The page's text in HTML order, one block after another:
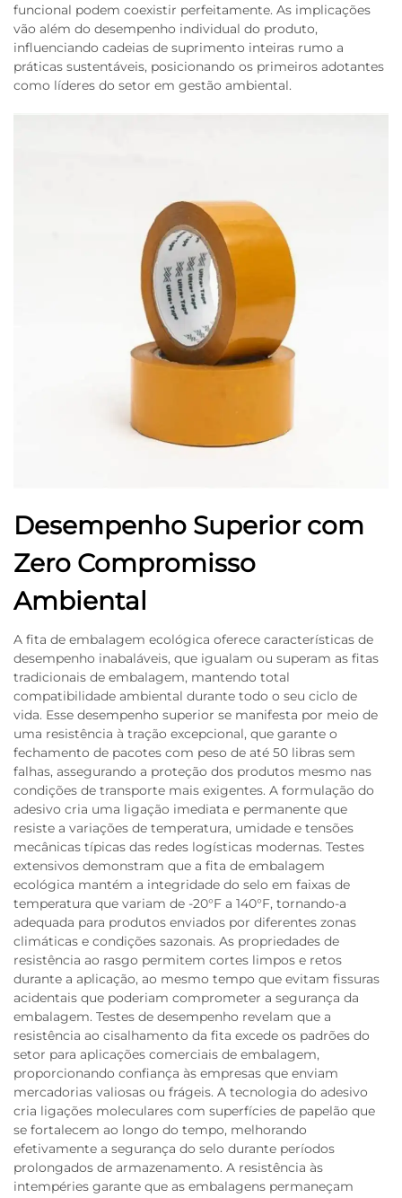
funcional podem coexistir perfeitamente. As implicações
vão além do desempenho individual do produto,
influenciando cadeias de suprimento inteiras rumo a
práticas sustentáveis, posicionando os primeiros adotantes
como líderes do setor em gestão ambiental.
Desempenho Superior com
Zero Compromisso
Ambiental
A fita de embalagem ecológica oferece características de
desempenho inabaláveis, que igualam ou superam as fitas
tradicionais de embalagem, mantendo total
compatibilidade ambiental durante todo o seu ciclo de
vida. Esse desempenho superior se manifesta por meio de
uma resistência à tração excepcional, que garante o
fechamento de pacotes com peso de até 50 libras sem
falhas, assegurando a proteção dos produtos mesmo nas
condições de transporte mais exigentes. A formulação do
adesivo cria uma ligação imediata e permanente que
resiste a variações de temperatura, umidade e tensões
mecânicas típicas das redes logísticas modernas. Testes
extensivos demonstram que a fita de embalagem
ecológica mantém a integridade do selo em faixas de
temperatura que variam de -20°F a 140°F, tornando-a
adequada para produtos enviados por diferentes zonas
climáticas e condições sazonais. As propriedades de
resistência ao rasgo permitem cortes limpos e retos
durante a aplicação, ao mesmo tempo que evitam fissuras
acidentais que poderiam comprometer a segurança da
embalagem. Testes de desempenho revelam que a
resistência ao cisalhamento da fita excede os padrões do
setor para aplicações comerciais de embalagem,
proporcionando confiança às empresas que enviam
mercadorias valiosas ou frágeis. A tecnologia do adesivo
cria ligações moleculares com superfícies de papelão que
se fortalecem ao longo do tempo, melhorando
efetivamente a segurança do selo durante períodos
prolongados de armazenamento. A resistência às
intempéries garante que as embalagens permaneçam